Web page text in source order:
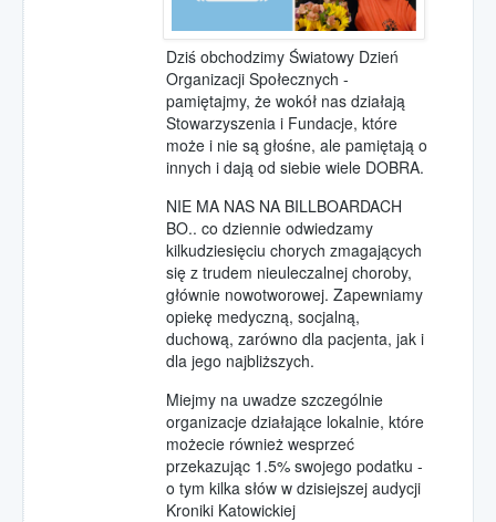
Dziś obchodzimy Światowy Dzień
Organizacji Społecznych -
pamiętajmy, że wokół nas działają
Stowarzyszenia i Fundacje, które
może i nie są głośne, ale pamiętają o
innych i dają od siebie wiele DOBRA.
NIE MA NAS NA BILLBOARDACH
BO.. co dziennie odwiedzamy
kilkudziesięciu chorych zmagających
się z trudem nieuleczalnej choroby,
głównie nowotworowej. Zapewniamy
opiekę medyczną, socjalną,
duchową, zarówno dla pacjenta, jak i
dla jego najbliższych.
Miejmy na uwadze szczególnie
organizacje działające lokalnie, które
możecie również wesprzeć
przekazując 1.5% swojego podatku -
o tym kilka słów w dzisiejszej audycji
Kroniki Katowickiej